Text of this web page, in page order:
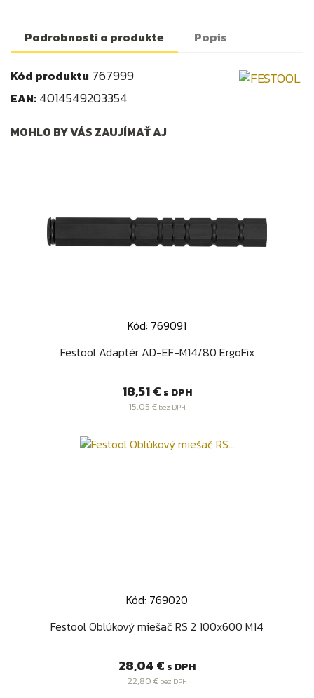
Podrobnosti o produkte Popis
Kód produktu 767999
EAN: 4014549203354
MOHLO BY VÁS ZAUJÍMAŤ AJ
Kód: 769091
Festool Adaptér AD-EF-M14/80 ErgoFix
Cena
18,51 € s DPH
15,05 €bez DPH
Kód: 769020
Festool Oblúkový miešač RS 2 100x600 M14
Cena
28,04 € s DPH
22,80 €bez DPH